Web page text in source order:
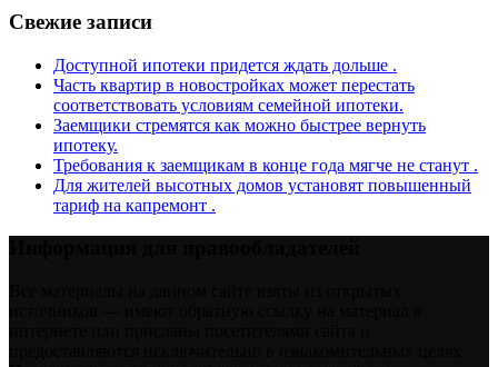
Свежие записи
Доступной ипотеки придется ждать дольше .
Часть квартир в новостройках может перестать
соответствовать условиям семейной ипотеки.
Заемщики стремятся как можно быстрее вернуть
ипотеку.
Требования к заемщикам в конце года мягче не станут .
Для жителей высотных домов установят повышенный
тариф на капремонт .